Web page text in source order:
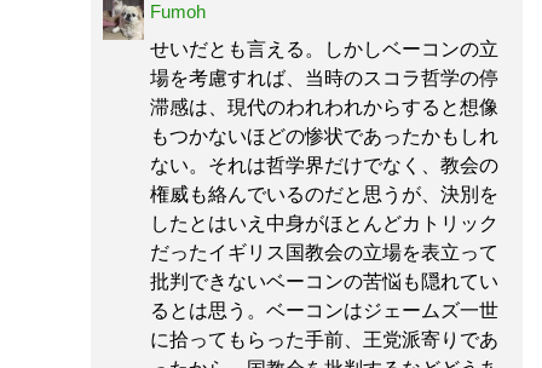
Fumoh
せいだとも言える。しかしベーコンの立
場を考慮すれば、当時のスコラ哲学の停
滞感は、現代のわれわれからすると想像
もつかないほどの惨状であったかもしれ
ない。それは哲学界だけでなく、教会の
権威も絡んでいるのだと思うが、決別を
したとはいえ中身がほとんどカトリック
だったイギリス国教会の立場を表立って
批判できないベーコンの苦悩も隠れてい
るとは思う。ベーコンはジェームズ一世
に拾ってもらった手前、王党派寄りであ